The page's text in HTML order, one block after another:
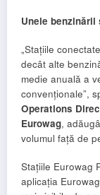
Unele
„Stațiile
decât alte
medie anuală a
convenționale”,
Operations
Eurowag,
volumul față de
Stațiile Eurowag
aplicația